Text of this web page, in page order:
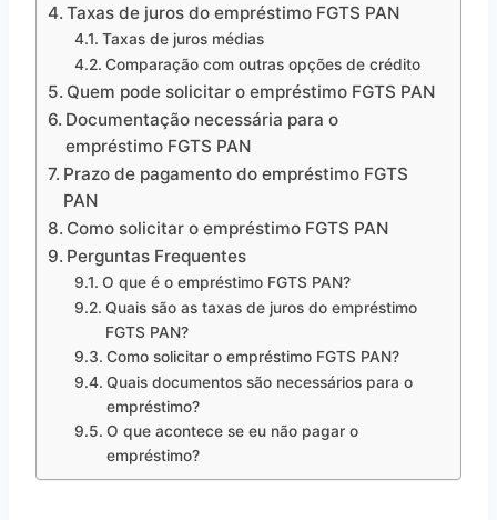
Taxas de juros do empréstimo FGTS PAN
Taxas de juros médias
Comparação com outras opções de crédito
Quem pode solicitar o empréstimo FGTS PAN
Documentação necessária para o
empréstimo FGTS PAN
Prazo de pagamento do empréstimo FGTS
PAN
Como solicitar o empréstimo FGTS PAN
Perguntas Frequentes
O que é o empréstimo FGTS PAN?
Quais são as taxas de juros do empréstimo
FGTS PAN?
Como solicitar o empréstimo FGTS PAN?
Quais documentos são necessários para o
empréstimo?
O que acontece se eu não pagar o
empréstimo?